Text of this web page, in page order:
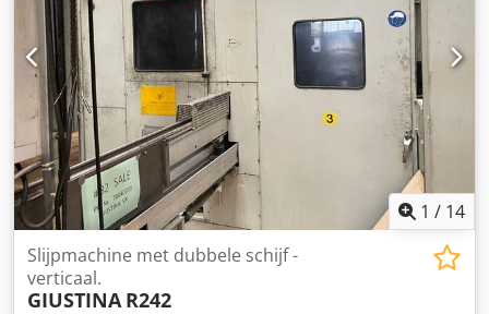
1 / 14
Slijpmachine met dubbele schijf -
verticaal.
GIUSTINA R242